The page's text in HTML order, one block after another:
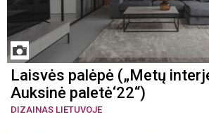
Laisvės palėpė („Metų
Auksinė paletė‘22“)
DIZAINAS LIETUVOJE